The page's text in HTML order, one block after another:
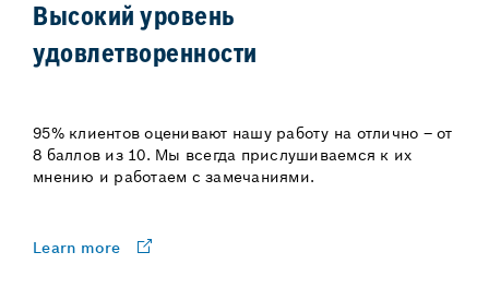
Высокий уровень
удовлетворенности
95% клиентов оценивают нашу работу на отлично – от
8 баллов из 10. Мы всегда прислушиваемся к их
мнению и работаем с замечаниями.
Learn more